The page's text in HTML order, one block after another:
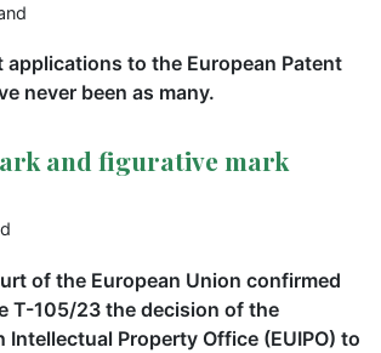
applications to the European Patent
never been as many.
and figurative mark
of the European Union confirmed
T-105/23 the decision of the
Intellectual Property Office (EUIPO) to